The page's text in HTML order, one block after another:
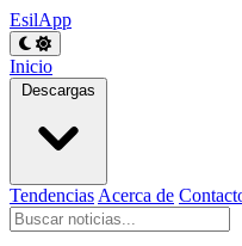
EsilApp
Inicio
Descargas
Tendencias Acerca de